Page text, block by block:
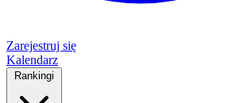
Zarejestruj się
Kalendarz
Rankingi